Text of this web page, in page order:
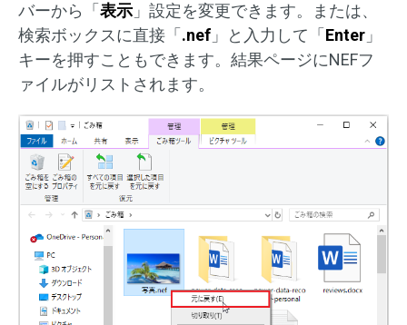
バーから「 表示 」設定を変更できます。または、
検索ボックスに直接「 .nef 」と入力して「 Enter 」
キーを押すこともできます。結果ページにNEFフ
ァイルがリストされます。